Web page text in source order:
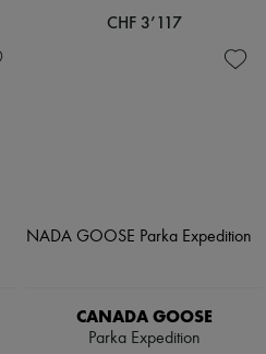
CHF 3’117
CANADA GOOSE
Parka Expedition